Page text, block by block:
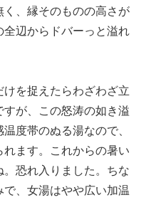
く、縁そのものの高さが
辺からドバーっと溢れ
を捉えたらわざわざ立
が、この怒涛の如き溢
度帯のぬる湯なので、
ます。これからの暑い
恐れ入りました。ちな
、女湯はやや広い加温